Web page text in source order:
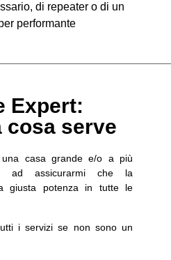
di repeater o di un
performante
Expert:
cosa serve
casa grande e/o a più
ad assicurarmi che la
giusta potenza in tutte le
i servizi se non sono un